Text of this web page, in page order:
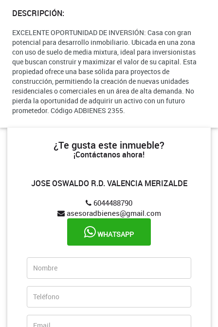
DESCRIPCIÓN:
EXCELENTE OPORTUNIDAD DE INVERSIÓN: Casa con gran
potencial para desarrollo inmobiliario. Ubicada en una zona
con uso de suelo de media mixtura, ideal para inversionistas
que buscan construir y maximizar el valor de su capital. Esta
propiedad ofrece una base sólida para proyectos de
construcción, permitiendo la creación de nuevas unidades
residenciales o comerciales en un área de alta demanda. No
pierda la oportunidad de adquirir un activo con un futuro
prometedor. Código ADBIENES 2355.
¿Te gusta este inmueble?
¡Contáctanos ahora!
JOSE OSWALDO R.D. VALENCIA MERIZALDE
6044488790
asesoradbienes@gmail.com
WHATSAPP